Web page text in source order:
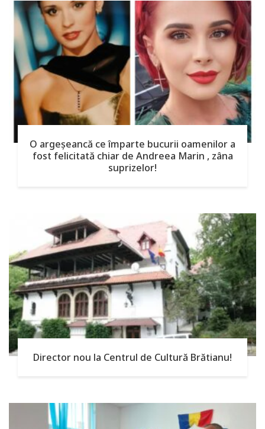
O argeşeancă ce împarte bucurii oamenilor a
fost felicitată chiar de Andreea Marin , zâna
suprizelor!
Director nou la Centrul de Cultură Brătianu!